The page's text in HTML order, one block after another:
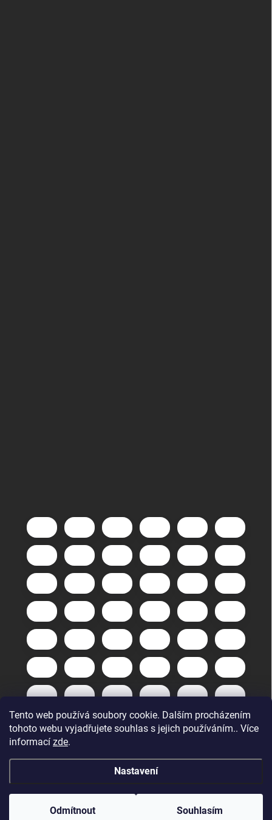
Tento web používá soubory cookie. Dalším procházením
tohoto webu vyjadřujete souhlas s jejich používáním.. Více
informací zde.
Nastavení
Odmítnout Souhlasím
Copyright 2026GuneXpert s.r.o.. Všechna práva vyhrazena.Upravit